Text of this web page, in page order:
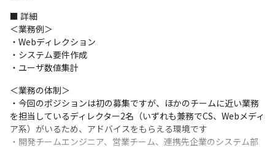
■ 詳細
＜業務例＞
・Webディレクション
・システム要件作成
・ユーザ数値集計
＜業務の体制＞
・今回のポジションは初の募集ですが、ほかのチームに近い業務
を担当しているディレクター2名（いずれも兼務でCS、Webメディ
ア系）がいるため、アドバイスをもらえる環境です
・開発チームエンジニア、営業チーム、連携先企業のシステム部